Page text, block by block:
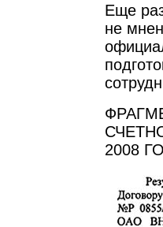
Еще
не
2008